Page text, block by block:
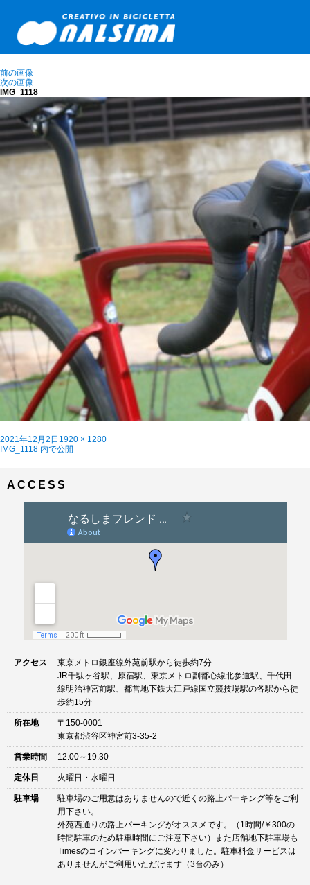
前の画像
次の画像
IMG_1118
投
稿
2021年12月2日 フ
ル
1920 × 1280
投
ゲ
IMG_1118 内で公開
ACCESS
アクセス
東京メトロ銀座線外苑前駅から徒歩約7分
JR千駄ヶ谷駅、原宿駅、東京メトロ副都心線北参道駅、千代田
線明治神宮前駅、都営地下鉄大江戸線国立競技場駅の各駅から徒
歩約15分
所在地
〒150-0001
東京都渋谷区神宮前3-35-2
営業時間 12:00～19:30
定休日 火曜日・水曜日
駐車場
駐車場のご用意はありませんので近くの路上パーキング等をご利
用下さい。
外苑西通りの路上パーキングがオススメです。（1時間/￥300の
時間駐車のため駐車時間にご注意下さい）また店舗地下駐車場も
Timesのコインパーキングに変わりました。駐車料金サービスは
ありませんがご利用いただけます（3台のみ）